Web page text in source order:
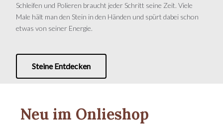
Schleifen und Polieren braucht jeder Schritt seine Zeit. Viele
Male hält man den Stein in den Händen und spürt dabei schon
etwas von seiner Energie.
Steine Entdecken
Neu im Onlieshop